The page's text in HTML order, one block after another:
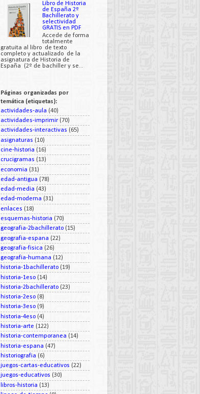
Libro de Historia
de España 2º
Bachillerato y
selectividad
GRATIS en PDF
Accede de forma
totalmente
gratuita al libro de texto
completo y actualizado de la
asignatura de Historia de
España (2º de bachiller y se...
Páginas organizadas por
temática (etiquetas):
actividades-aula (40)
actividades-imprimir (70)
actividades-interactivas (65)
asignaturas (10)
cine-historia (16)
crucigramas (13)
economia (31)
edad-antigua (78)
edad-media (43)
edad-moderna (31)
enlaces (18)
esquemas-historia (70)
geografia-2bachillerato (15)
geografia-espana (22)
geografia-fisica (26)
geografia-humana (12)
historia-1bachillerato (19)
historia-1eso (14)
historia-2bachillerato (23)
historia-2eso (8)
historia-3eso (9)
historia-4eso (4)
historia-arte (122)
historia-contemporanea (14)
historia-espana (47)
historiografia (6)
juegos-cartas-educativos (22)
juegos-educativos (30)
libros-historia (13)